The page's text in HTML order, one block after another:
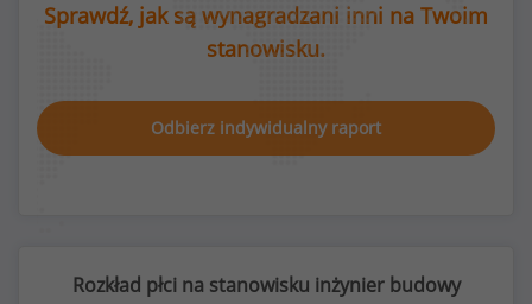
Sprawdź, jak są wynagradzani inni na Twoim
stanowisku.
Odbierz indywidualny raport
Rozkład płci na stanowisku inżynier budowy